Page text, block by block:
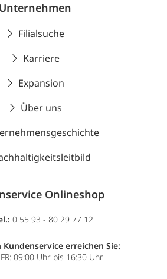
Unternehmen
Filialsuche
Karriere
Expansion
Über uns
Onlineshop
0 55 93 - 80 29 77 12
Kundenservice erreichen Sie:
09:00 Uhr bis 16:30 Uhr